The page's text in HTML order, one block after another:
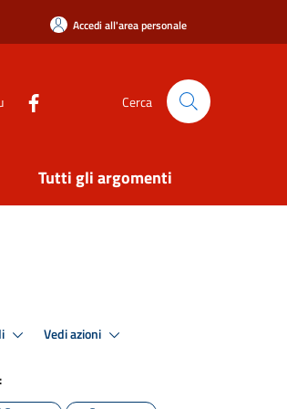
Accedi all'area personale
Cerca
Tutti gli argomenti
Vedi azioni